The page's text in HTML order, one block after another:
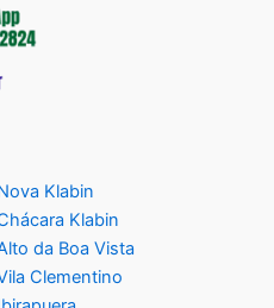
Klabin
Klabin
da Boa Vista
Clementino